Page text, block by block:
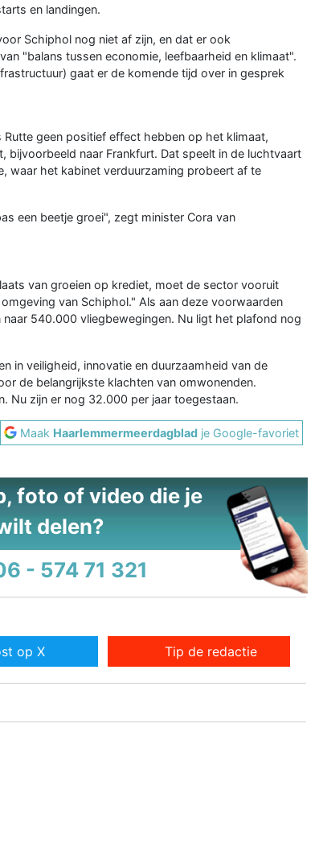
en landingen.
Schiphol nog niet af zijn, en dat er ook
"balans tussen economie, leefbaarheid en klimaat".
gaat er de komende tijd over in gesprek
geen positief effect hebben op het klimaat,
naar Frankfurt. Dat speelt in de luchtvaart
waar het kabinet verduurzaming probeert af te
een beetje groei", zegt minister Cora van
van groeien op krediet, moet de sector vooruit
van Schiphol." Als aan deze voorwaarden
540.000 vliegbewegingen. Nu ligt het plafond nog
in veiligheid, innovatie en duurzaamheid van de
de belangrijkste klachten van omwonenden.
Nu zijn er nog 32.000 per jaar toegestaan.
Maak Haarlemmermeerdagblad je Google-favoriet
foto of video die je
delen?
- 574 71 321
op X Tip de redactie